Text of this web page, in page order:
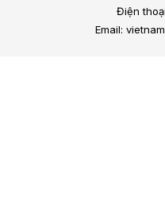
Điện
Email: